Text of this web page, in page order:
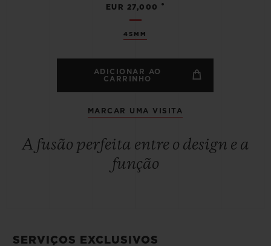
45MM
EUR 27,000 •
ADICIONAR AO
CARRINHO
MARCAR UMA VISITA
A fusão perfeita entre o design e a
função
SERVIÇOS EXCLUSIVOS